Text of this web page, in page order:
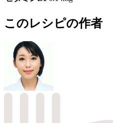
このレシピの作者